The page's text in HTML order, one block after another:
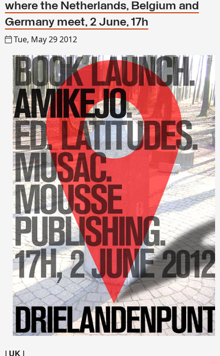
where the Netherlands, Belgium and
Germany meet, 2 June, 17h
Tue, May 29 2012
| UK |